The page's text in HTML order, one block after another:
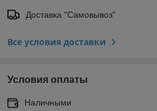
Доставка "Самовывоз"
Все условия доставки
Условия оплаты
Наличными